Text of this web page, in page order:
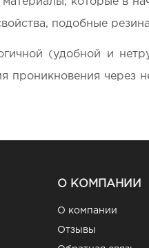
подобные
(удобной и
проникновения через
О КОМПАНИИ
О компании
Отзывы